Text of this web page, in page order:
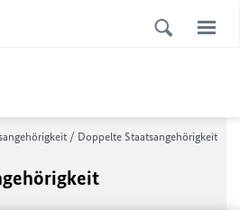
/ Doppelte Staatsangehörigkeit